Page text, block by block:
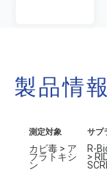
製品情報
測定対象
カビ毒 > ア
フラトキシ
ン
サプ
R-
>